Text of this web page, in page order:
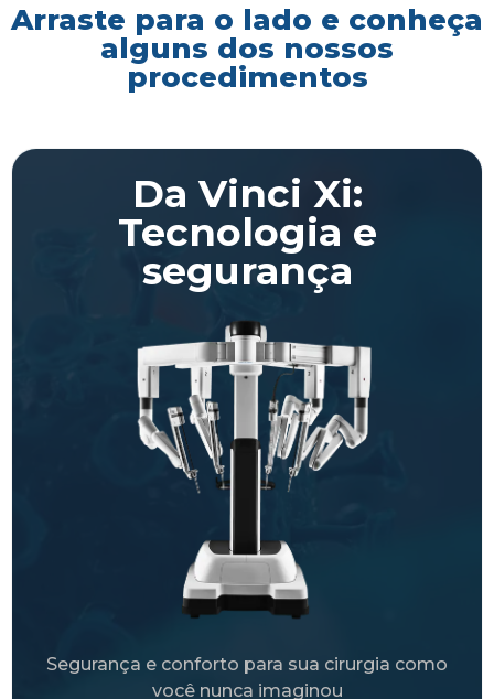
Arraste para o lado e conheça
alguns dos nossos
procedimentos
Da Vinci Xi:
Tecnologia e
segurança
Segurança e conforto para sua cirurgia como
você nunca imaginou